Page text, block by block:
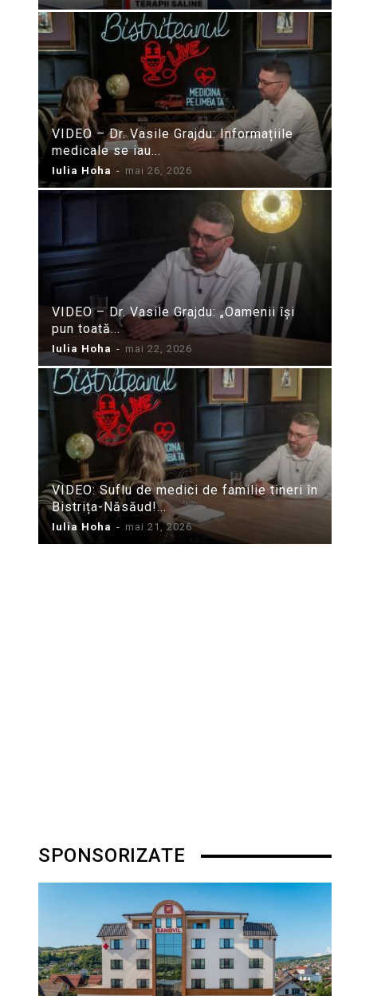
VIDEO – Dr. Vasile Grajdu: Informațiile
medicale se iau...
Iulia Hoha - mai 26, 2026
VIDEO – Dr. Vasile Grajdu: „Oamenii își
pun toată...
Iulia Hoha - mai 22, 2026
VIDEO: Suflu de medici de familie tineri în
Bistrița-Năsăud!...
Iulia Hoha - mai 21, 2026
SPONSORIZATE